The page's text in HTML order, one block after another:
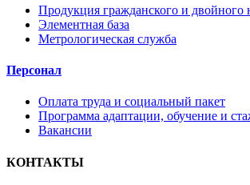
Продукция гражданского и двойного
Элементная база
Метрологическая служба
Персонал
Оплата труда и социальный пакет
Программа адаптации, обучение и
Вакансии
КОНТАКТЫ